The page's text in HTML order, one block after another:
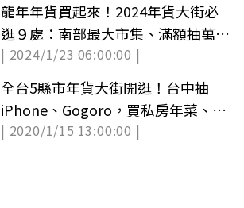
龍年年貨買起來！2024年貨大街必
逛９處：南部最大市集、滿額抽萬元
購物金
| 2024/1/23 06:00:00 |
全台5縣市年貨大街開逛！台中抽
iPhone、Gogoro，買私房年菜、領
開運紅包
| 2020/1/15 13:00:00 |